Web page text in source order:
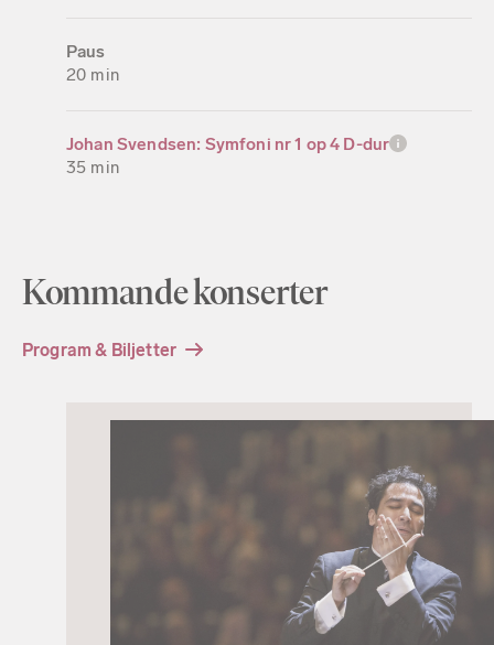
Paus
20 min
Johan Svendsen: Symfoni nr 1 op 4 D-dur
35 min
Kommande konserter
Program & Biljetter